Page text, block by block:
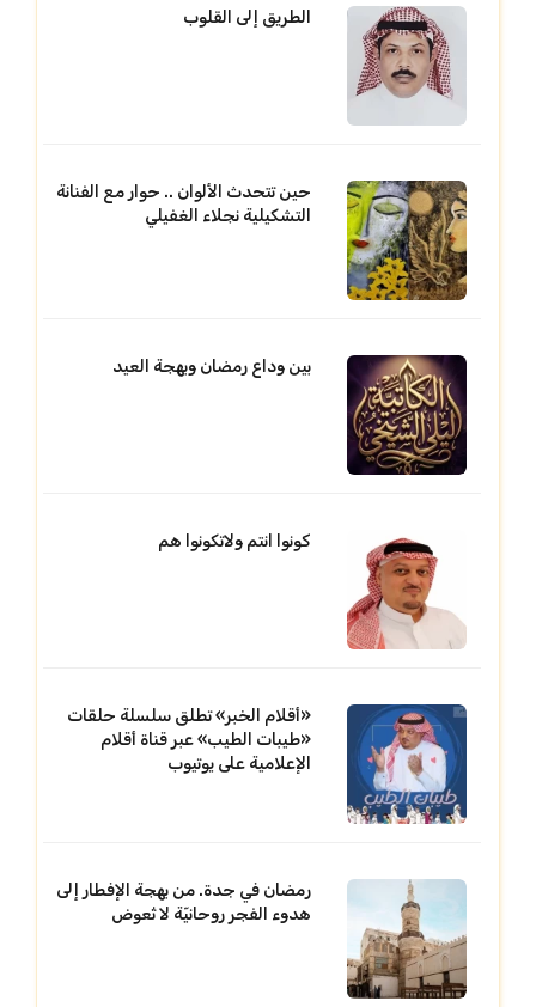
الطريق إلى القلوب
حين تتحدث الألوان .. حوار مع الفنانة
التشكيلية نجلاء الغفيلي
بين وداع رمضان وبهجة العيد
كونوا انتم ولاتكونوا هم
«أقلام الخبر» تطلق سلسلة حلقات
«طيبات الطيب» عبر قناة أقلام
الإعلامية على يوتيوب
رمضان في جدة. من بهجة الإفطار إلى
هدوء الفجر روحانيّة لا تُعوض